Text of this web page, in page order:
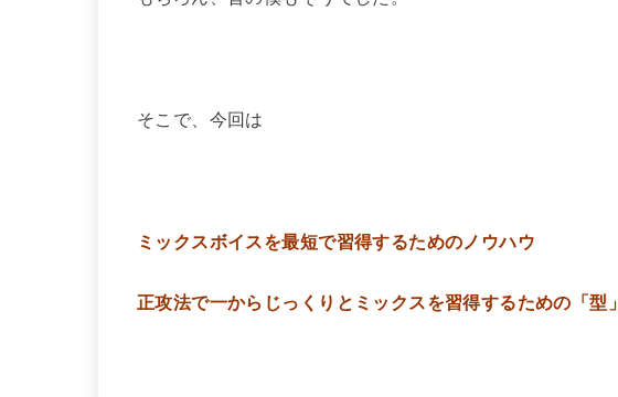
そこで、今回は
ミックスボイスを最短で習得するためのノウハウ
正攻法で一からじっくりとミックスを習得するための「型」